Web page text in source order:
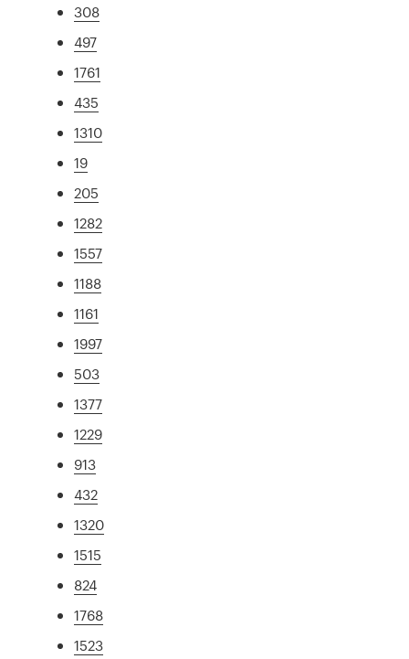
308
497
1761
435
1310
19
205
1282
1557
1188
1161
1997
503
1377
1229
913
432
1320
1515
824
1768
1523